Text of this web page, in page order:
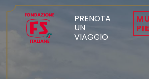
PRENOTA
UN
VIAGGIO